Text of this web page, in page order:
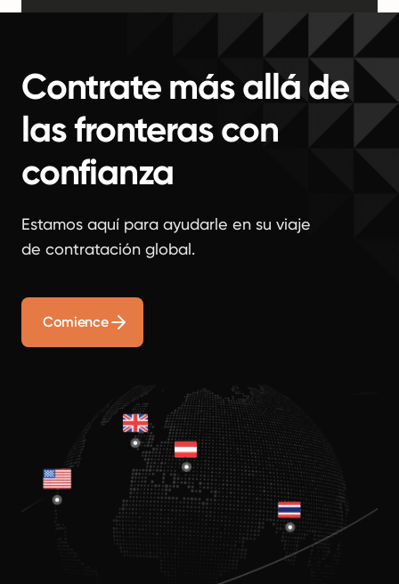
Contrate más allá de
las fronteras con
confianza
Estamos aquí para ayudarle en su viaje
de contratación global.
Comience